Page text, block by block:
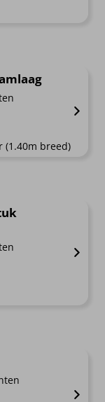
€9.95 tot €12.95
(1.40m breed)